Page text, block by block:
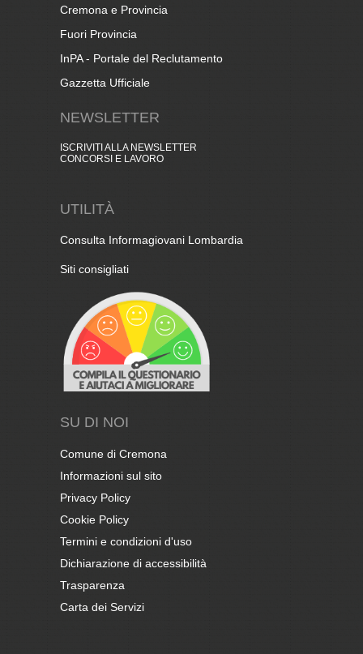
Cremona e Provincia
Fuori Provincia
InPA - Portale del Reclutamento
Gazzetta Ufficiale
NEWSLETTER
ISCRIVITI ALLA NEWSLETTER
CONCORSI E LAVORO
UTILITÀ
Consulta Informagiovani Lombardia
Siti consigliati
SU DI NOI
Comune di Cremona
Informazioni sul sito
Privacy Policy
Cookie Policy
Termini e condizioni d'uso
Dichiarazione di accessibilità
Trasparenza
Carta dei Servizi